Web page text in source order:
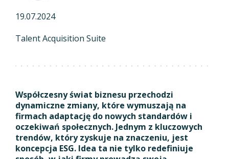
19.07.2024
Talent Acquisition Suite
Współczesny świat biznesu przechodzi
dynamiczne zmiany, które wymuszają na
firmach adaptację do nowych standardów i
oczekiwań społecznych. Jednym z kluczowych
trendów, który zyskuje na znaczeniu, jest
koncepcja ESG. Idea ta nie tylko redefiniuje